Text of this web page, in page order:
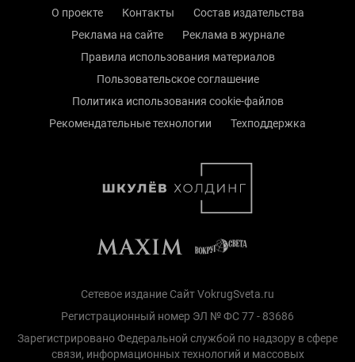
О проекте Контакты
Состав издательства
Реклама на сайте
Реклама в журнале
Правила использования материалов
Пользовательское соглашение
Политика использования cookie-файлов
Рекомендательные технологии
Техподдержка
Сетевое издание Сайт VokrugSveta.ru
Регистрационный номер ЭЛ № ФС 77 - 83686
Зарегистрировано Федеральной службой по надзору в сфере
связи, информационных технологий и массовых